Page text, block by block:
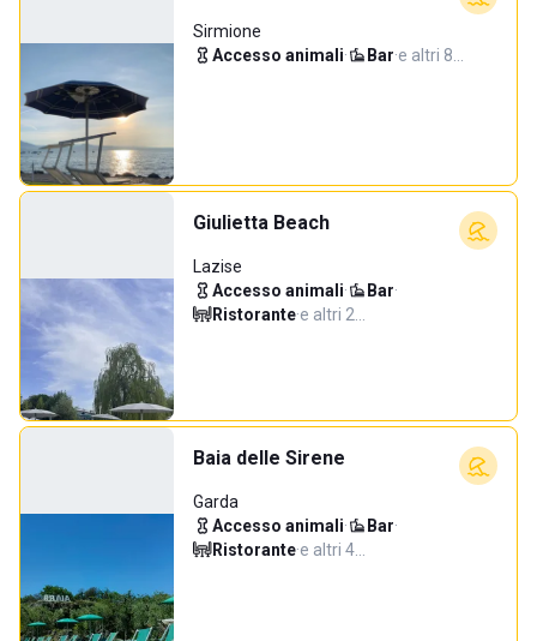
Sirmione
Accesso animali· Bar·e altri 8…
Giulietta Beach
Lazise
Accesso animali· Bar·
Ristorante·e altri 2…
Baia delle Sirene
Garda
Accesso animali· Bar·
Ristorante·e altri 4…